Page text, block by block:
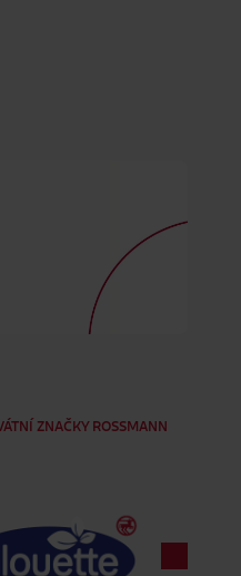
ZNAČKY ROSSMANN